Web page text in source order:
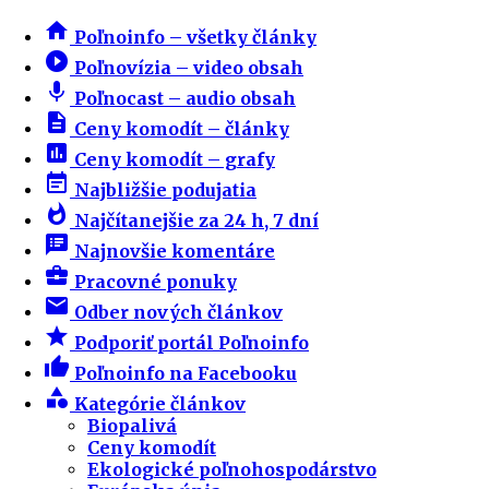
home Poľnoinfo – všetky články
play_circle_filled Poľnovízia – video obsah
mic Poľnocast – audio obsah
description Ceny komodít – články
insert_chart Ceny komodít – grafy
event_note Najbližšie podujatia
whatshot Najčítanejšie za 24 h, 7 dní
speaker_notes Najnovšie komentáre
business_center Pracovné ponuky
email Odber nových článkov
star Podporiť portál Poľnoinfo
thumb_up Poľnoinfo na Facebooku
category Kategórie článkov
Biopalivá
Ceny komodít
Ekologické poľnohospodárstvo